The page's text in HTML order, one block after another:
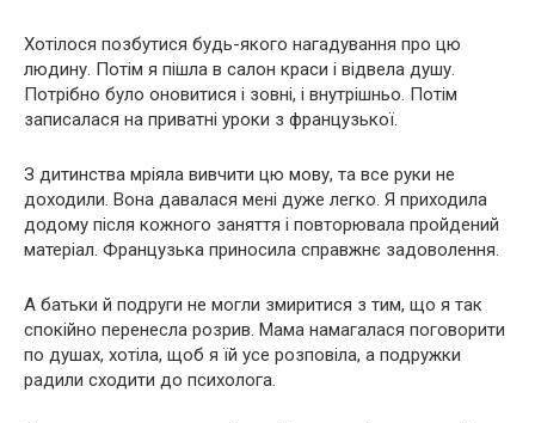
Хотілося позбутися будь-якого нагадування про цю
людину. Потім я пішла в салон краси і відвела душу.
Потрібно було оновитися і зовні, і внутрішньо. Потім
записалася на приватні уроки з французької.
З дитинства мріяла вивчити цю мову, та все руки не
доходили. Вона давалася мені дуже легко. Я приходила
додому після кожного заняття і повторювала пройдений
матеріал. Французька приносила справжнє задоволення.
А батьки й подруги не могли змиритися з тим, що я так
спокійно перенесла розрив. Мама намагалася поговорити
по душах, хотіла, щоб я їй усе розповіла, а подружки
радили сходити до психолога.